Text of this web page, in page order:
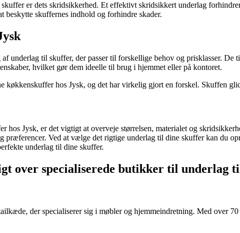
er dets skridsikkerhed. Et effektivt skridsikkert underlag
beskytte skuffernes indhold og forhindre skader.
underlag til skuffer, der passer til forskellige behov og prisklasser.
hvilket gør dem ideelle til brug i hjemmet eller på kontoret.
køkkenskuffer hos Jysk, og det har virkelig gjort en forskel. Skuffen
hos Jysk, er det vigtigt at overveje størrelsen, materialet og
præferencer. Ved at vælge det rigtige underlag til dine skuffer kan du
underlag til dine skuffer.
over specialiserede butikker til underlag
der specialiserer sig i møbler og hjemmeindretning. Med over